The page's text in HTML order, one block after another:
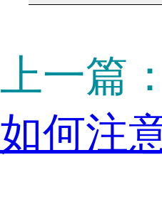
上一篇：
如何注